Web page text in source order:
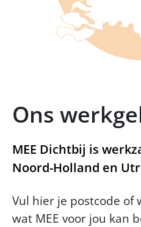
Ons
MEE Dichtbij is
Noord-Holland en
Vul hier je postcode of
wat MEE voor jou kan